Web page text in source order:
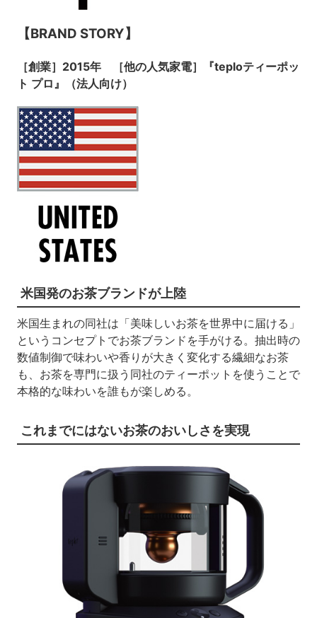
【BRAND STORY】
［創業］2015年 ［他の人気家電］『teploティーポッ
ト プロ』（法人向け）
米国発のお茶ブランドが上陸
米国生まれの同社は「美味しいお茶を世界中に届ける」
というコンセプトでお茶ブランドを手がける。抽出時の
数値制御で味わいや香りが大きく変化する繊細なお茶
も、お茶を専門に扱う同社のティーポットを使うことで
本格的な味わいを誰もが楽しめる。
これまでにはないお茶のおいしさを実現